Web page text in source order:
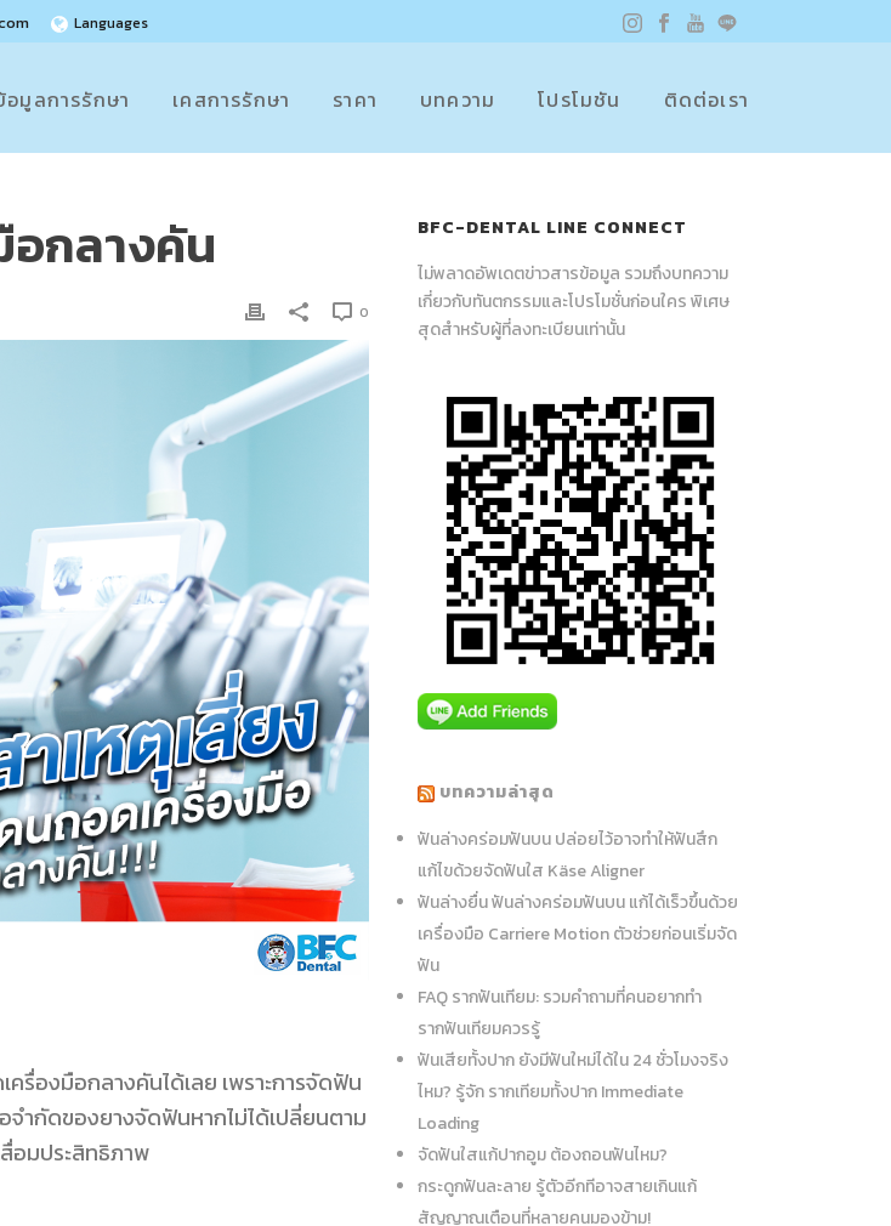
Languages
อมูลการรักษา เคสการรักษา ราคา บทความ โปรโมชัน ติดต่อเรา
อกลางคัน
0
รื่องมือกลางคันได้เลย เพราะการจัดฟัน
จำกัดของยางจัดฟันหากไม่ได้เปลี่ยนตาม
อมประสิทธิภาพ
BFC-DENTAL LINE CONNECT
ไม่พลาดอัพเดตข่าวสารข้อมูล รวมถึงบทความ
เกี่ยวกับทันตกรรมและโปรโมชั่นก่อนใคร พิเศษ
สุดสำหรับผู้ที่ลงทะเบียนเท่านั้น
บทความล่าสุด
ฟันล่างคร่อมฟันบน ปล่อยไว้อาจทำให้ฟันสึก
แก้ไขด้วยจัดฟันใส Käse Aligner
ฟันล่างยื่น ฟันล่างคร่อมฟันบน แก้ได้เร็วขึ้นด้วย
เครื่องมือ Carriere Motion ตัวช่วยก่อนเริ่มจัด
ฟัน
FAQ รากฟันเทียม: รวมคำถามที่คนอยากทำ
รากฟันเทียมควรรู้
ฟันเสียทั้งปาก ยังมีฟันใหม่ได้ใน 24 ชั่วโมงจริง
ไหม? รู้จัก รากเทียมทั้งปาก Immediate
Loading
จัดฟันใสแก้ปากอูม ต้องถอนฟันไหม?
กระดูกฟันละลาย รู้ตัวอีกทีอาจสายเกินแก้
สัญญาณเตือนที่หลายคนมองข้าม!